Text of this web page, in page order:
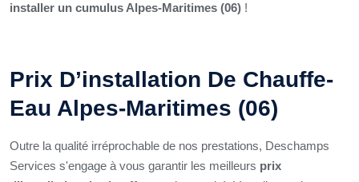
installer un cumulus Alpes-Maritimes (06) !
Prix D’installation De Chauffe-
Eau Alpes-Maritimes (06)
Outre la qualité irréprochable de nos prestations, Deschamps
Services s'engage à vous garantir les meilleurs prix